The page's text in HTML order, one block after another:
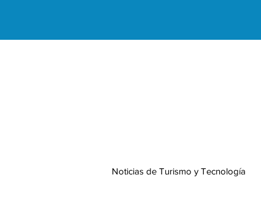
Noticias de Turismo y Tecnología